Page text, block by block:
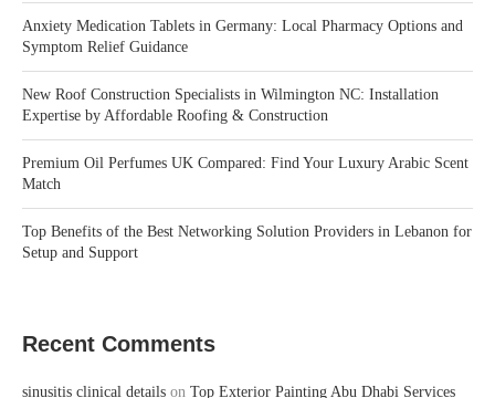
Anxiety Medication Tablets in Germany: Local Pharmacy Options and
Symptom Relief Guidance
New Roof Construction Specialists in Wilmington NC: Installation
Expertise by Affordable Roofing & Construction
Premium Oil Perfumes UK Compared: Find Your Luxury Arabic Scent
Match
Top Benefits of the Best Networking Solution Providers in Lebanon for
Setup and Support
Recent Comments
sinusitis clinical details on Top Exterior Painting Abu Dhabi Services